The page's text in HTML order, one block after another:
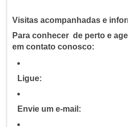
Visitas acompanhadas e
Para conhecer de perto e
em contato conosco:
Ligue:
Envie um e-mail: